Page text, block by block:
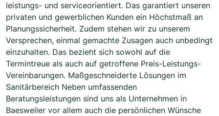
leistungs- und serviceorientiert. Das garantiert unseren
privaten und gewerblichen Kunden ein Höchstmaß an
Planungssicherheit. Zudem stehen wir zu unserem
Versprechen, einmal gemachte Zusagen auch unbedingt
einzuhalten. Das bezieht sich sowohl auf die
Termintreue als auch auf getroffene Preis-Leistungs-
Vereinbarungen. Maßgeschneiderte Lösungen im
Sanitärbereich Neben umfassenden
Beratungsleistungen sind uns als Unternehmen in
Baesweiler vor allem auch die persönlichen Wünsche